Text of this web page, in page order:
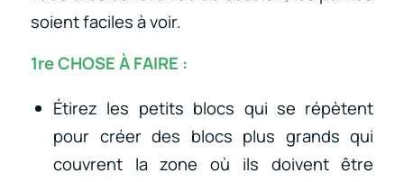
soient faciles à voir.
1re CHOSE À FAIRE :
Étirez les petits blocs qui se répètent
pour créer des blocs plus grands qui
couvrent la zone où ils doivent être